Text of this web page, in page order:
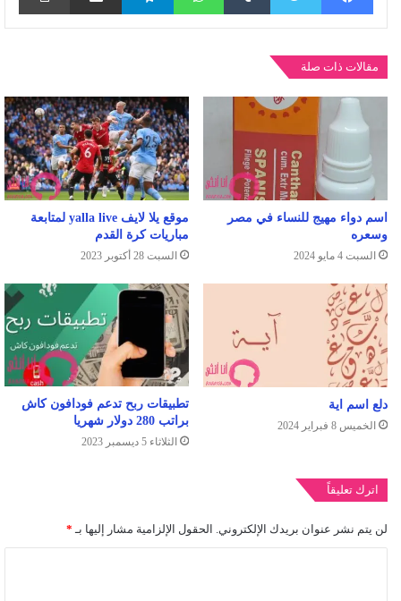
مقالات ذات صلة
اسم دواء مهيج للنساء في مصر
وسعره
السبت 4 مايو 2024
موقع يلا لايف yalla live لمتابعة
مباريات كرة القدم
السبت 28 أكتوبر 2023
دلع اسم اية
الخميس 8 فبراير 2024
تطبيقات ربح تدعم فودافون كاش
براتب 280 دولار شهريا
الثلاثاء 5 ديسمبر 2023
اترك تعليقاً
لن يتم نشر عنوان بريدك الإلكتروني. الحقول الإلزامية مشار إليها بـ *